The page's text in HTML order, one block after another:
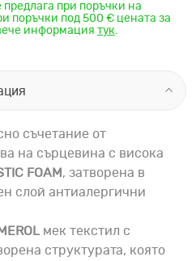
предлага при поръчки на
поръчки под 500 € цената за
информация тук.
съчетание от
на сърцевина с висока
FOAM , затворена в
слой антиалергични
мек текстил с
структурата, която